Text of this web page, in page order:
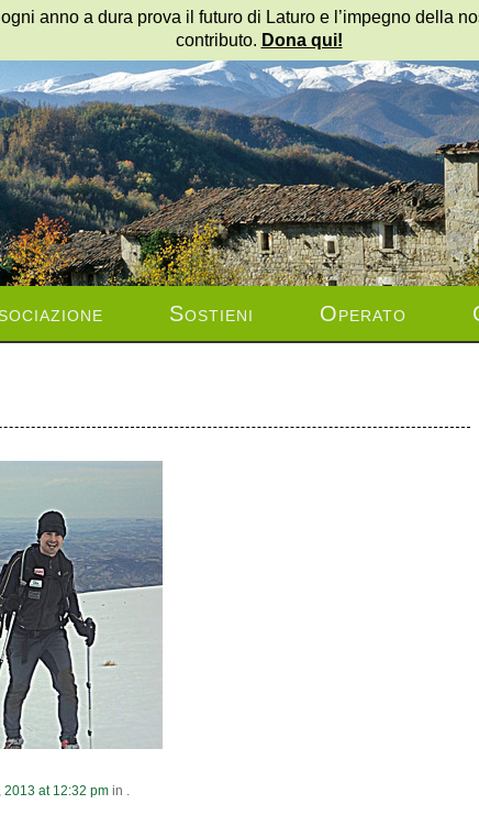
Sostieni Operato
, 2013 at 12:32 pm in .
anno a dura prova il futuro di Laturo e l’impegno della
contributo. Dona qui!